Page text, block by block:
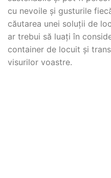
cu nevoile și gusturile
căutarea unei soluții de
ar trebui să luați în
container de locuit și
visurilor voastre.